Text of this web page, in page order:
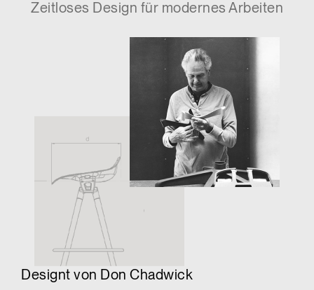
Zeitloses Design für modernes Arbeiten
Designt von Don Chadwick